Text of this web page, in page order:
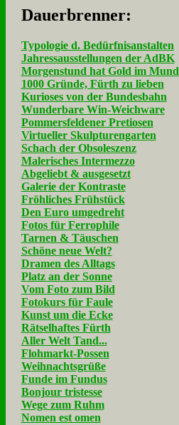
Dau­er­bren­ner:
Typologie d. Bedürfnisanstalten
Jahressausstellungen der AdBK
Morgenstund hat Gold im Mund
1000 Gründe, Fürth zu lieben
Kurioses von der Bundesbahn
Wunderbare Win-Weichware
Pommersfeldener Pretiosen
Virtueller Skulpturengarten
Schach der Obsoleszenz
Malerisches Intermezzo
Abgeliebt & ausgesetzt
Galerie der Kontraste
Fröhliches Frühstück
Den Euro umgedreht
Fotos für Ferrophile
Tarnen & Täuschen
Schöne neue Welt?
Dramen des Alltags
Platz an der Sonne
Vom Foto zum Bild
Fotokurs für Faule
Kunst um die Ecke
Rätselhaftes Fürth
Aller Welt Tand...
Flohmarkt-Possen
Weihnachtsgrüße
Funde im Fundus
Bonjour tristesse
Wege zum Ruhm
Nomen est omen